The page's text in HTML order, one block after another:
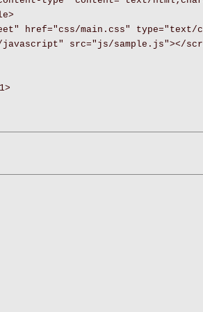
href="css/main.css" type="text/
src="js/sample.js"></